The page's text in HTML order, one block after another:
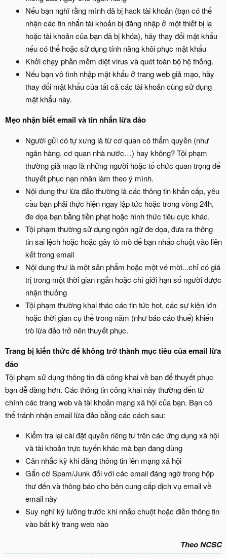
Nếu bạn nghĩ rằng mình đã bị hack tài khoản (bạn có thể
nhận các tin nhắn tài khoản bị đăng nhập ở một thiết bị lạ
hoặc tài khoản của bạn đã bị khóa), hãy thay đổi mật khẩu
nếu có thể hoặc sử dụng tính năng khôi phục mật khẩu
Khởi chạy phần mềm diệt virus và quét toàn bộ hệ thống.
Nếu bạn vô tình nhập mật khẩu ở trang web giả mạo, hãy
thay đổi mật khẩu của tất cả các tài khoản cùng sử dụng
mật khẩu này.
Mẹo nhận biết email và tin nhắn lừa đảo
Người gửi có tự xưng là từ cơ quan có thẩm quyền (như
ngân hàng, cơ quan nhà nước…) hay không? Tội phạm
thường giả mạo là những người hoặc tổ chức quan trọng để
thuyết phục nạn nhân làm theo ý mình.
Nội dung thư lừa đảo thường là các thông tin khẩn cấp, yêu
cầu bạn phải thực hiện ngay lập tức hoặc trong vòng 24h,
đe dọa bạn bằng tiền phạt hoặc hình thức tiêu cực khác.
Tội phạm thường sử dụng ngôn ngữ đe dọa, đưa ra thông
tin sai lệch hoặc hoặc gây tò mò để bạn nhấp chuột vào liên
kết trong email
Nội dung thư là một sản phẩm hoặc một vé mời...chỉ có giá
trị trong một thời gian ngắn hoặc chỉ giới hạn số người được
nhận thưởng
Tội phạm thường khai thác các tin tức hot, các sự kiện lớn
hoặc thời gian cụ thể trong năm (như báo cáo thuế) khiến
trò lừa đảo trở nên thuyết phục.
Trang bị kiến thức để không trở thành mục tiêu của email lừa
đảo
Tội phạm sử dụng thông tin đã công khai về bạn để thuyết phục
bạn dễ dàng hơn. Các thông tin công khai này thường đến từ
chính các trang web và tài khoản mạng xã hội của bạn. Bạn có
thể tránh nhận email lừa đảo bằng các cách sau:
Kiểm tra lại cài đặt quyền riêng tư trên các ứng dụng xã hội
và tài khoản trực tuyến khác mà bạn đang dùng
Cân nhắc kỹ khi đăng thông tin lên mạng xã hội
Gắn cờ Spam/Junk đối với các email đáng ngờ trong hộp
thư đến và thông báo cho bên cung cấp dịch vụ email về
email này
Suy nghĩ kỹ lưỡng trước khi nhấp chuột hoặc điền thông tin
vào bất kỳ trang web nào
Theo NCSC